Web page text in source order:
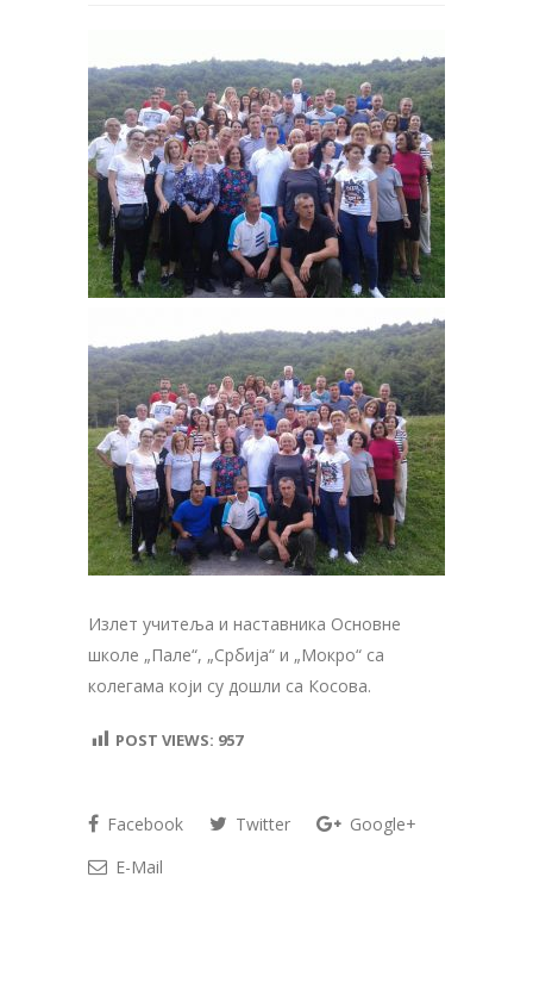
Излет учитеља и наставника Основне
школе „Пале“, „Србија“ и „Мокро“ са
колегама који су дошли са Косова.
POST VIEWS: 957
Facebook Twitter
Google+
E-Mail